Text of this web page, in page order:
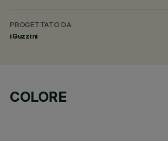
PROGETTATO DA
iGuzzini
COLORE